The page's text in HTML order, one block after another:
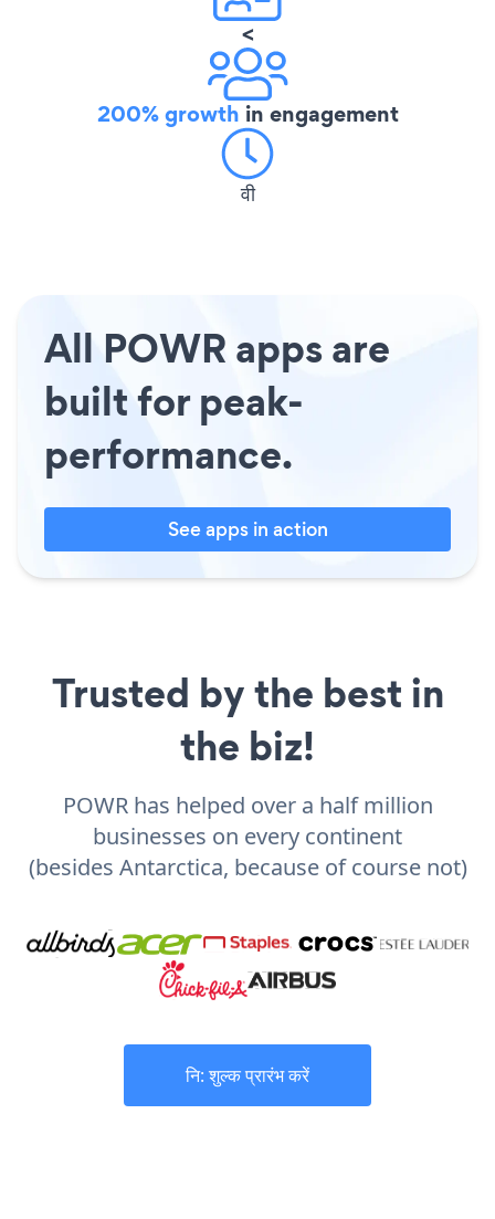
<
200% growth in engagement
वी
All POWR apps are
built for peak-
performance.
See apps in action
Trusted by the best in
the biz!
POWR has helped over a half million
businesses on every continent
(besides Antarctica, because of course not)
नि: शुल्क प्रारंभ करें